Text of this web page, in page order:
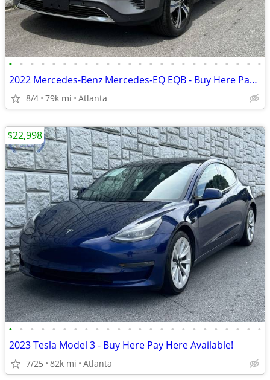
• • • • • • • • • • • • • • • • • • • • • • • •
2022 Mercedes-Benz Mercedes-EQ EQB - Buy Here Pay Here Available!
8/4 79k mi Atlanta
• • • • • • • • • • • • • • • • • • • • • • • •
2023 Tesla Model 3 - Buy Here Pay Here Available!
7/25 82k mi Atlanta
$22,998